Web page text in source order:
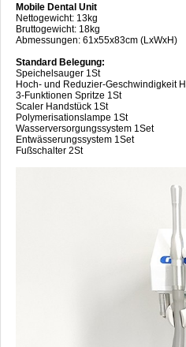
Mobile Dental Unit
Nettogewicht: 13kg
Bruttogewicht: 18kg
Abmessungen: 61x55x83cm (LxWxH)
Standard Belegung:
Speichelsauger 1St
Hoch- und Reduzier-Geschwindigkeit
3-Funktionen Spritze 1St
Scaler Handstück 1St
Polymerisationslampe 1St
Wasserversorgungssystem 1Set
Entwässerungssystem 1Set
Fußschalter 2St